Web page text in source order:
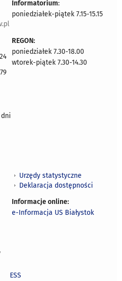
Informatorium:
poniedziałek-piątek 7.15-15.15
REGON:
poniedziałek 7.30-18.00
wtorek-piątek 7.30-14.30
Urzędy statystyczne
Deklaracja dostępności
Informacje online:
e-Informacja US Białystok
ESS